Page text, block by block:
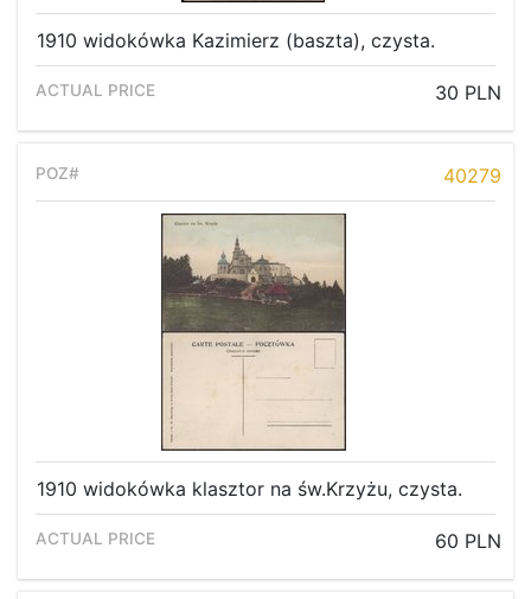
1910 widokówka Kazimierz (baszta), czysta.
30 PLN
40279
1910 widokówka klasztor na św.Krzyżu, czysta.
60 PLN